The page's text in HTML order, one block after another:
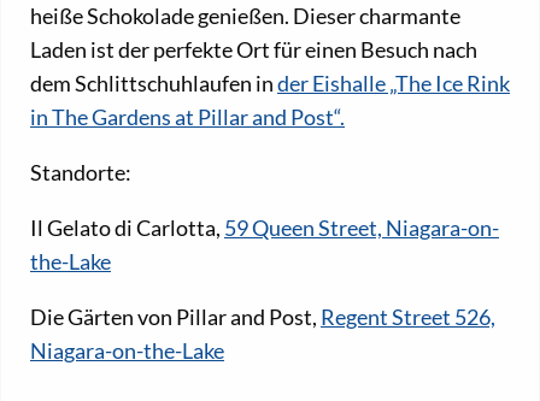
heiße Schokolade genießen. Dieser charmante
Laden ist der perfekte Ort für einen Besuch nach
dem Schlittschuhlaufen inder Eishalle „The Ice Rink
in The Gardens at Pillar and Post“.
Standorte:
Il Gelato di Carlotta, 59 Queen Street, Niagara-on-
the-Lake
Die Gärten von Pillar and Post, Regent Street 526,
Niagara-on-the-Lake